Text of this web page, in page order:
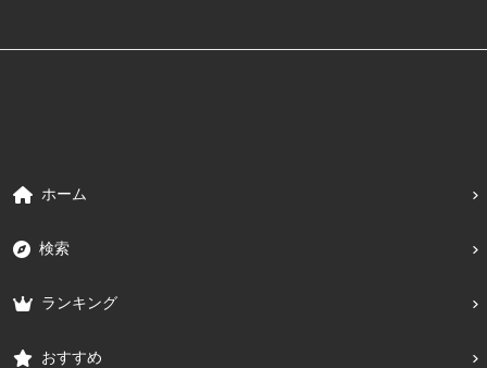
ホーム
検索
ランキング
おすすめ